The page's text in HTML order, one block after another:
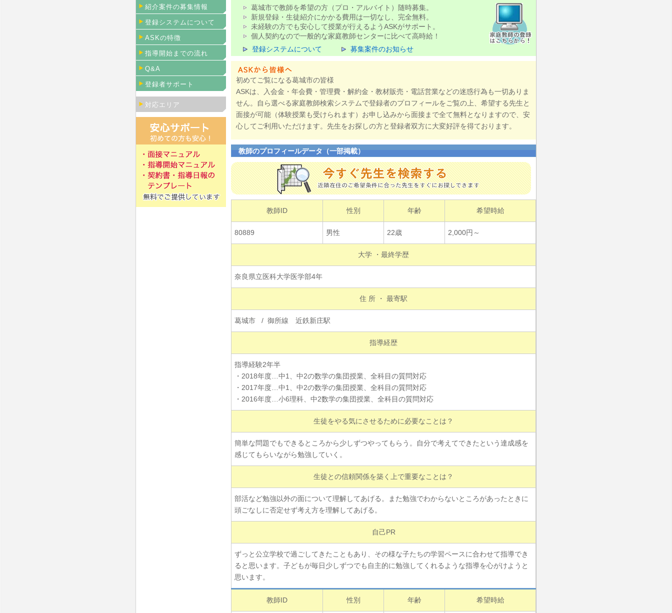
葛城市で教師を希望の方（プロ・アルバイト）随時募集。
新規登録・生徒紹介にかかる費用は一切なし、完全無料。
未経験の方でも安心して授業が行えるようASKがサポート。
個人契約なので一般的な家庭教師センターに比べて高時給！
登録システムについて
募集案件のお知らせ
初めてご覧になる葛城市の皆様
ASKは、入会金・年会費・管理費・解約金・教材販売・電話営業などの迷惑行為も一切ありま
せん。自ら選べる家庭教師検索システムで登録者のプロフィールをご覧の上、希望する先生と
面接が可能（体験授業も受けられます）お申し込みから面接まで全て無料となりますので、安
心してご利用いただけます。先生をお探しの方と登録者双方に大変好評を得ております。
教師のプロフィールデータ（一部掲載）
教師ID 性別 年齢 希望時給
80889 男性 22歳 2,000円～
大学 ・最終学歴
奈良県立医科大学医学部4年
住 所 ・ 最寄駅
葛城市 / 御所線 近鉄新庄駅
指導経歴
指導経験2年半
・2018年度…中1、中2の数学の集団授業、全科目の質問対応
・2017年度…中1、中2の数学の集団授業、全科目の質問対応
・2016年度…小6理科、中2数学の集団授業、全科目の質問対応
生徒をやる気にさせるために必要なことは？
簡単な問題でもできるところから少しずつやってもらう。自分で考えてできたという達成感を
感じてもらいながら勉強していく。
生徒との信頼関係を築く上で重要なことは？
部活など勉強以外の面について理解してあげる。また勉強でわからないところがあったときに
頭ごなしに否定せず考え方を理解してあげる。
自己PR
ずっと公立学校で過ごしてきたこともあり、その様な子たちの学習ペースに合わせて指導でき
ると思います。子どもが毎日少しずつでも自主的に勉強してくれるような指導を心がけようと
思います。
教師ID 性別 年齢 希望時給
紹介案件の募集情報
登録システムについて
ASKの特徴
指導開始までの流れ
Q&A
登録者サポート
対応エリア